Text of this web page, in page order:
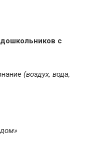
дошкольников с
(воздух, вода,